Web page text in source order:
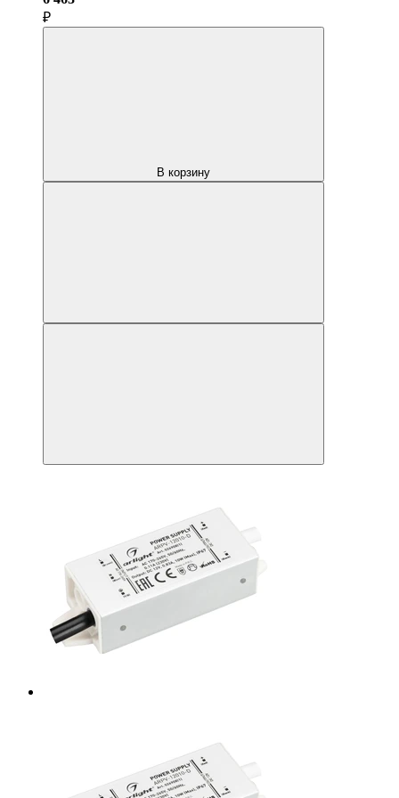
₽
В корзину